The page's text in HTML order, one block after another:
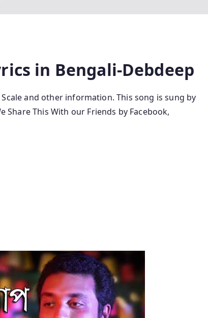
in Bengali-Debdeep
and other information. This song is sung by
Share This With our Friends by Facebook,